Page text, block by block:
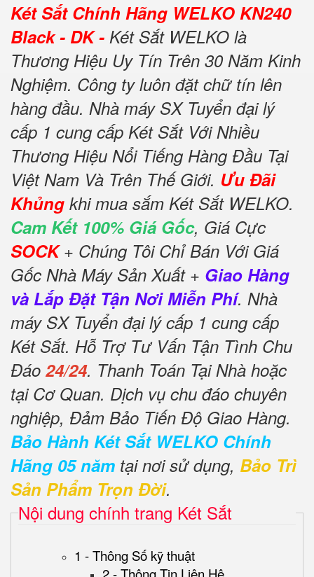
Két Sắt Chính Hãng WELKO KN240
Black - DK - Két Sắt WELKO là
Thương Hiệu Uy Tín Trên 30 Năm Kinh
Nghiệm. Công ty luôn đặt chữ tín lên
hàng đầu. Nhà máy SX Tuyển đại lý
cấp 1 cung cấp Két Sắt Với Nhiều
Thương Hiệu Nổi Tiếng Hàng Đầu Tại
Việt Nam Và Trên Thế Giới. Ưu Đãi
Khủng khi mua sắm Két Sắt WELKO.
Cam Kết 100% Giá Gốc, Giá Cực
SOCK+ Chúng Tôi Chỉ Bán Với Giá
Gốc Nhà Máy Sản Xuất + Giao Hàng
và Lắp Đặt Tận Nơi Miễn Phí. Nhà
máy SX Tuyển đại lý cấp 1 cung cấp
Két Sắt. Hỗ Trợ Tư Vấn Tận Tình Chu
Đáo 24/24. Thanh Toán Tại Nhà hoặc
tại Cơ Quan. Dịch vụ chu đáo chuyên
nghiệp, Đảm Bảo Tiến Độ Giao Hàng.
Bảo Hành Két Sắt WELKO Chính
Hãng 05 năm tại nơi sử dụng, Bảo Trì
Sản Phẩm Trọn Đời.
Nội dung chính trang Két Sắt
1 - Thông Số kỹ thuật